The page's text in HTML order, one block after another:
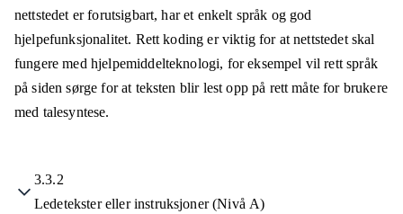
nettstedet er forutsigbart, har et enkelt språk og god
hjelpefunksjonalitet. Rett koding er viktig for at nettstedet skal
fungere med hjelpemiddelteknologi, for eksempel vil rett språk
på siden sørge for at teksten blir lest opp på rett måte for brukere
med talesyntese.
3.3.2
Ledetekster eller instruksjoner (Nivå A)